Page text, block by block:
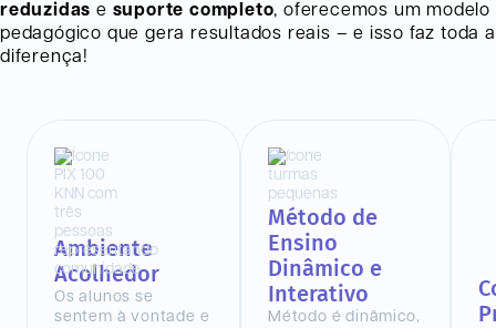
reduzidas e suporte completo, oferecemos um modelo
pedagógico que gera resultados reais – e isso faz toda a
diferença!
Ambiente
Acolhedor
Os alunos se
sentem à vontade e
Método de
Ensino
Dinâmico e
Interativo
Método é dinâmico,